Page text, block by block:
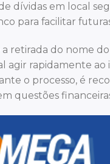
dívidas em local
para facilitar
retirada do nome
agir rapidamente
o processo, é
questões